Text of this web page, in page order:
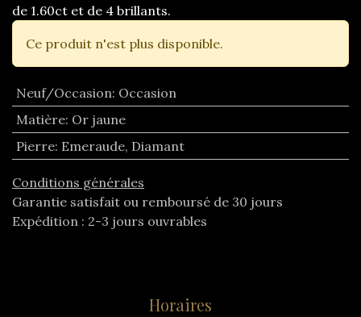
de 1.60ct et de 4 brillants.
Ce produit n'est plus disponible.
Neuf/Occasion: Occasion
Matière: Or jaune
Pierre: Emeraude, Diamant
Conditions générales
Garantie satisfait ou remboursé de 30 jours
Expédition : 2-3 jours ouvrables
Horaires